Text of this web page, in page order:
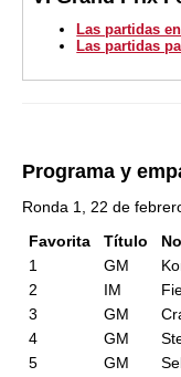
Las partidas
Las partidas
Programa y
Ronda 1, 22 de
Favorita
Título
1
GM
2
IM
3
GM
4
GM
5
GM